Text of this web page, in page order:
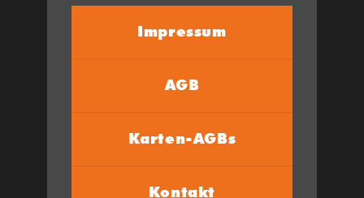
Impressum
AGB
Karten-AGBs
Kontakt